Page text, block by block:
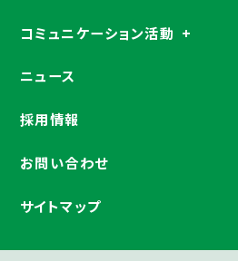
コミュニケーション活動
ニュース
採用情報
お問い合わせ
サイトマップ